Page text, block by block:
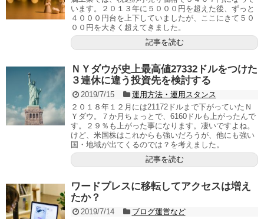
います。２０１３年に５０００円を超えた後、ずっと
４０００円台を上下していましたが、ここにきて５０
００円を大きく超えてきました。
記事を読む
ＮＹダウが史上最高値27332ドルをつけた
３連休に違う投資先を検討する
2019/7/15
運用方法・運用スタンス
２０１８年１２月には21172ドルまで下がっていたＮ
Ｙダウ。７か月ちょっとで、6160ドルも上がったんで
す。２９％も上がった事になります。凄いですよね。
けど、米国株はこれからも強いだろうが、他にも強い
国・地域が出てくるのでは？を考えました。
記事を読む
ワードプレスに移転してアクセスは増え
たか？
2019/7/14
ブログ運営など